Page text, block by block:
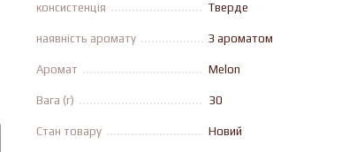
консистенція Тверде
наявність аромату З ароматом
Аромат Melon
Вага (г) 30
Стан товару Новий